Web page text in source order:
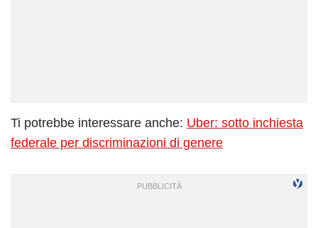
Ti potrebbe interessare anche: Uber: sotto inchiesta
federale per discriminazioni di genere